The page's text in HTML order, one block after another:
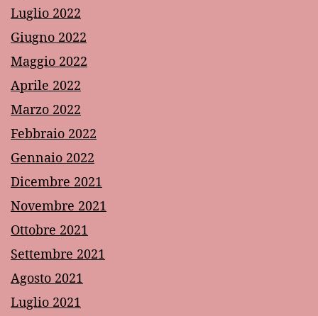
Luglio 2022
Giugno 2022
Maggio 2022
Aprile 2022
Marzo 2022
Febbraio 2022
Gennaio 2022
Dicembre 2021
Novembre 2021
Ottobre 2021
Settembre 2021
Agosto 2021
Luglio 2021